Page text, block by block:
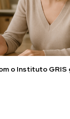
o Instituto GRIS